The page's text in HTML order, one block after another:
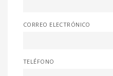
CORREO ELECTRÓNICO
TELÉFONO